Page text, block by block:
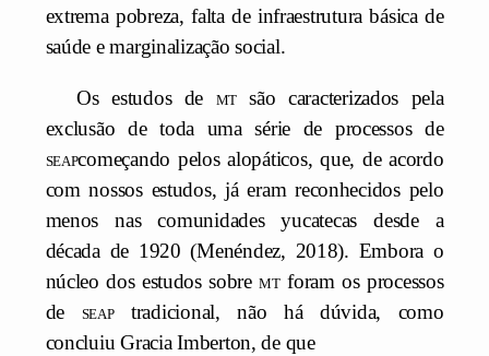
extrema pobreza, falta de infraestrutura básica de
saúde e marginalização social.
Os estudos de mtsão caracterizados pela
exclusão de toda uma série de processos de
seapcomeçando pelos alopáticos, que, de acordo
com nossos estudos, já eram reconhecidos pelo
menos nas comunidades yucatecas desde a
década de 1920 (Menéndez, 2018). Embora o
núcleo dos estudos sobremtforam os processos
de seaptradicional, não há dúvida, como
concluiu Gracia Imberton, de que